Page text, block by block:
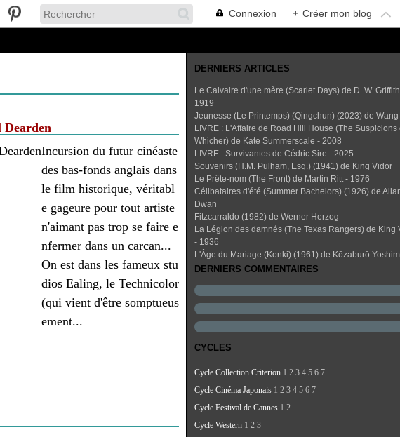
Connexion + Créer mon blog
Dearden
Incursion du futur cinéaste
des bas-fonds anglais dans
le film historique, véritabl
e gageure pour tout artiste
n'aimant pas trop se faire e
nfermer dans un carcan...
On est dans les fameux stu
dios Ealing, le Technicolor
(qui vient d'être somptueus
ement...
DERNIERS ARTICLES
Le Calvaire d'une mère (Scarlet Days) de D. W.
1919
Jeunesse (Le Printemps) (Qingchun) (2023) de
LIVRE : L'Affaire de Road Hill House (The Suspicions
Whicher) de Kate Summerscale - 2008
LIVRE : Survivantes de Cédric Sire - 2025
Souvenirs (H.M. Pulham, Esq.) (1941) de King Vidor
Le Prête-nom (The Front) de Martin Ritt - 1976
Célibataires d'été (Summer Bachelors) (1926) de
Dwan
Fitzcarraldo (1982) de Werner Herzog
La Légion des damnés (The Texas Rangers) de King
- 1936
L'Âge du Mariage (Konki) (1961) de Kōzaburō
DERNIERS COMMENTAIRES
CYCLES
Cycle Collection Criterion 1 2 3 4 5 6 7
Cycle Cinéma Japonais 1 2 3 4 5 6 7
Cycle Festival de Cannes 1 2
Cycle Western 1 2 3